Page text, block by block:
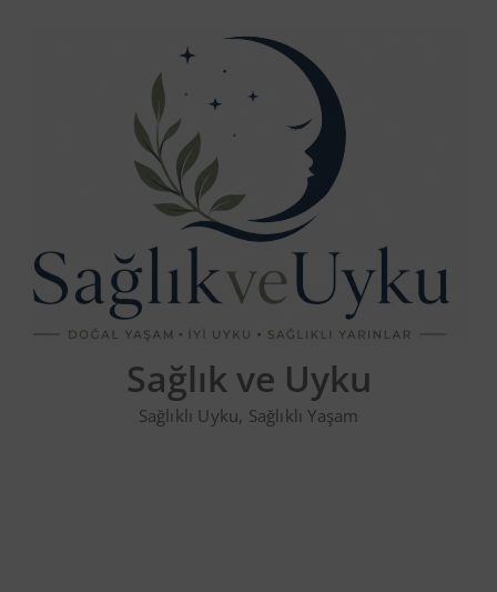
Sağlık ve Uyku
Sağlıklı Uyku, Sağlıklı Yaşam